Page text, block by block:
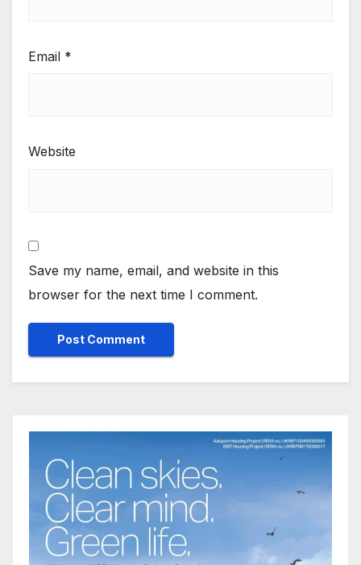
Email *
Website
Save my name, email, and website in this
browser for the next time I comment.